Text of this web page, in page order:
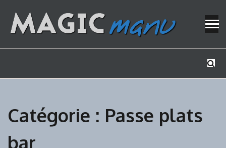
content
Catégorie : Passe plats
bar